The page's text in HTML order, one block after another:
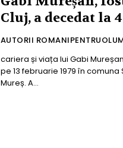
Cluj, a decedat la
AUTORII
cariera și viața lui Gabi
pe 13 februarie 1979 în
Mureș. A...